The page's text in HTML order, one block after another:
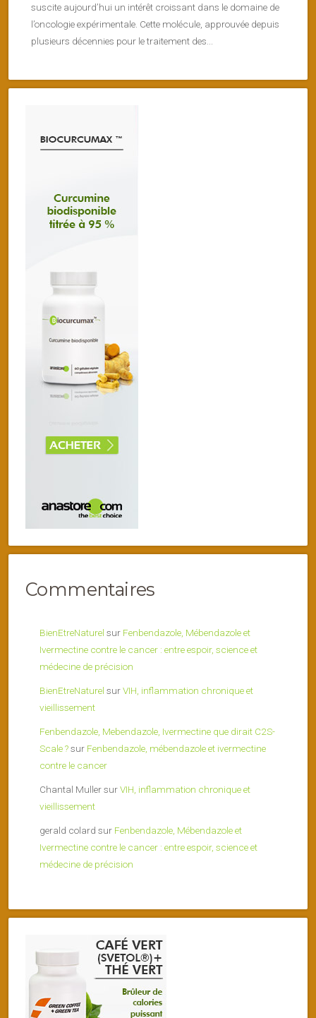
suscite aujourd’hui un intérêt croissant dans le domaine de
l’oncologie expérimentale. Cette molécule, approuvée depuis
plusieurs décennies pour le traitement des...
Commentaires
BienEtreNaturel sur Fenbendazole, Mébendazole et
Ivermectine contre le cancer : entre espoir, science et
médecine de précision
BienEtreNaturel surVIH, inflammation chronique et
vieillissement
Fenbendazole, Mebendazole, Ivermectine que dirait C2S-
Scale ?sur Fenbendazole, mébendazole et ivermectine
contre le cancer
Chantal MullersurVIH, inflammation chronique et
vieillissement
gerald colard sur Fenbendazole, Mébendazole et
Ivermectine contre le cancer : entre espoir, science et
médecine de précision